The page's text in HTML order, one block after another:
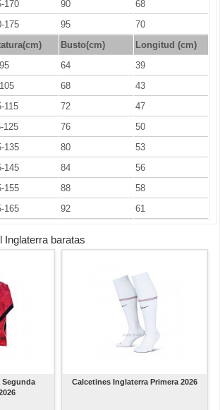
170 90
68
175 95
70
Busto(cm)
Longitud (cm)
64
39
68
43
115 72
47
125 76
50
135 80
53
145 84
56
155 88
58
165 92 61
Inglaterra baratas
Segunda
Calcetines Inglaterra Primera 2026